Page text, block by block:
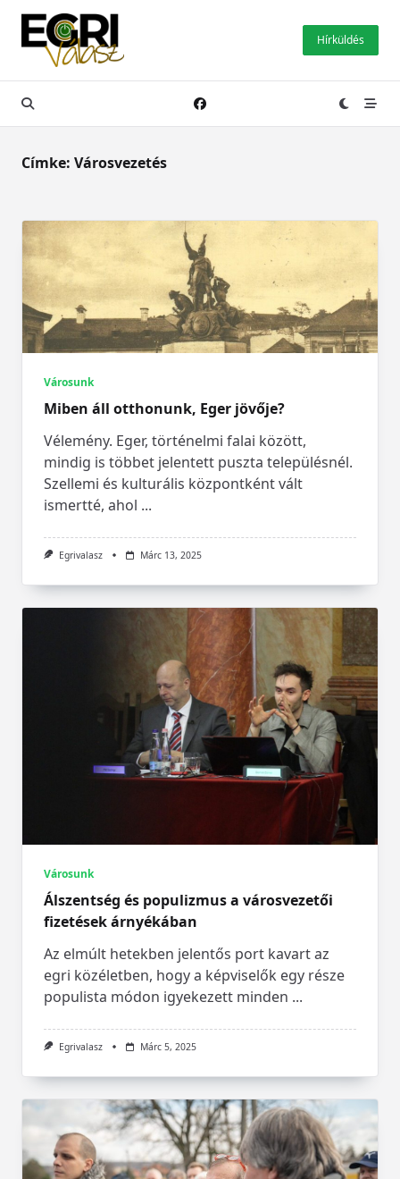
Skip
content
Hírküldés
Címke: Városvezetés
Városunk
Miben áll otthonunk, Eger jövője?
Vélemény. Eger, történelmi falai között,
mindig is többet jelentett puszta településnél.
Szellemi és kulturális központként vált
ismertté, ahol ...
Egrivalasz Márc 13, 2025
Városunk
Álszentség és populizmus a városvezetői
fizetések árnyékában
Az elmúlt hetekben jelentős port kavart az
egri közéletben, hogy a képviselők egy része
populista módon igyekezett minden ...
Egrivalasz Márc 5, 2025